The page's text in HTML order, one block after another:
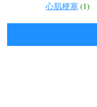
心肌梗塞 (1)